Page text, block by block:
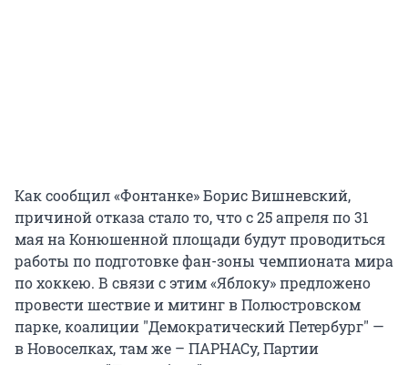
Как сообщил «Фонтанке» Борис Вишневский,
причиной отказа стало то, что с 25 апреля по 31
мая на Конюшенной площади будут проводиться
работы по подготовке фан-зоны чемпионата мира
по хоккею. В связи с этим «Яблоку» предложено
провести шествие и митинг в Полюстровском
парке, коалиции "Демократический Петербург" —
в Новоселках, там же – ПАРНАСу, Партии